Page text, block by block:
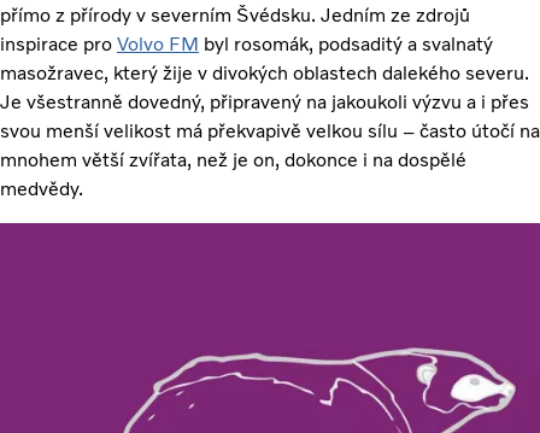
přímo z přírody v severním Švédsku. Jedním ze zdrojů
inspirace pro Volvo FM byl rosomák, podsaditý a svalnatý
masožravec, který žije v divokých oblastech dalekého severu.
Je všestranně dovedný, připravený na jakoukoli výzvu a i přes
svou menší velikost má překvapivě velkou sílu – často útočí na
mnohem větší zvířata, než je on, dokonce i na dospělé
medvědy.